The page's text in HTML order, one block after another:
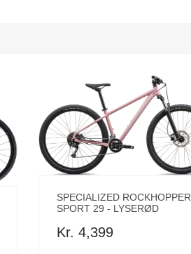
SPECIALIZED ROCKHOPPER
SPORT 29 - LYSERØD
Kr. 4,399